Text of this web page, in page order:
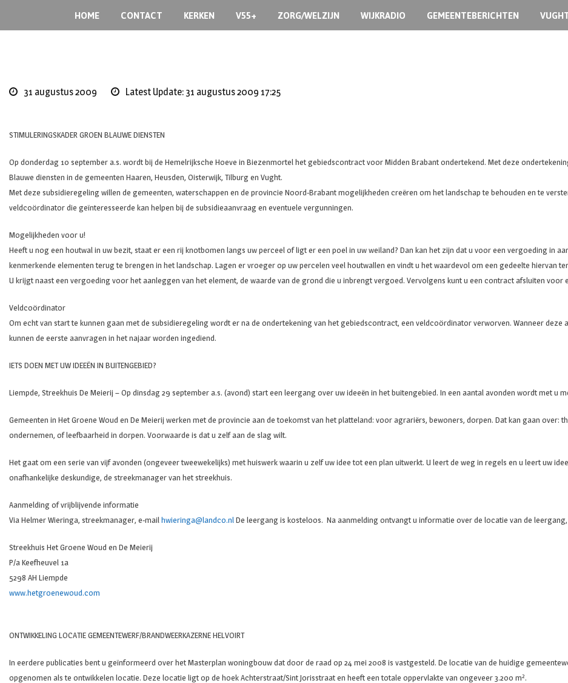
HOME CONTACT KERKEN V55+ ZORG/WELZIJN WIJKRADIO GEMEENTEBERICHTEN
31 augustus 2009 Latest Update: 31 augustus 2009 17:25
STIMULERINGSKADER GROEN BLAUWE DIENSTEN
Op donderdag 10 september a.s. wordt bij de Hemelrijksche Hoeve in Biezenmortel het gebiedscontract voor Midden Brabant ondertekend. Met deze
Blauwe diensten in de gemeenten Haaren, Heusden, Oisterwijk, Tilburg en Vught.
Met deze subsidieregeling willen de gemeenten, waterschappen en de provincie Noord-Brabant mogelijkheden creëren om het landschap te behouden en te
veldcoördinator die geïnteresseerde kan helpen bij de subsidieaanvraag en eventuele vergunningen.
Mogelijkheden voor u!
Heeft u nog een houtwal in uw bezit, staat er een rij knotbomen langs uw perceel of ligt er een poel in uw weiland? Dan kan het zijn dat u voor een vergoeding in
kenmerkende elementen terug te brengen in het landschap. Lagen er vroeger op uw percelen veel houtwallen en vindt u het waardevol om een gedeelte hiervan
U krijgt naast een vergoeding voor het aanleggen van het element, de waarde van de grond die u inbrengt vergoed. Vervolgens kunt u een contract afsluiten voor
Veldcoördinator
Om echt van start te kunnen gaan met de subsidieregeling wordt er na de ondertekening van het gebiedscontract, een veldcoördinator verworven. Wanneer
kunnen de eerste aanvragen in het najaar worden ingediend.
IETS DOEN MET UW IDEEËN IN BUITENGEBIED?
Liempde, Streekhuis De Meierij – Op dinsdag 29 september a.s. (avond) start een leergang over uw ideeën in het buitengebied. In een aantal avonden wordt met u
Gemeenten in Het Groene Woud en De Meierij werken met de provincie aan de toekomst van het platteland: voor agrariërs, bewoners, dorpen. Dat kan gaan over:
ondernemen, of leefbaarheid in dorpen. Voorwaarde is dat u zelf aan de slag wilt.
Het gaat om een serie van vijf avonden (ongeveer tweewekelijks) met huiswerk waarin u zelf uw idee tot een plan uitwerkt. U leert de weg in regels en u leert uw
onafhankelijke deskundige, de streekmanager van het streekhuis.
Aanmelding of vrijblijvende informatie
Via Helmer Wieringa, streekmanager, e-mail hwieringa@landco.nl De leergang is kosteloos. Na aanmelding ontvangt u informatie over de locatie van de
Streekhuis Het Groene Woud en De Meierij
P/a Keefheuvel 1a
5298 AH Liempde
www.hetgroenewoud.com
ONTWIKKELING LOCATIE GEMEENTEWERF/BRANDWEERKAZERNE HELVOIRT
In eerdere publicaties bent u geïnformeerd over het Masterplan woningbouw dat door de raad op 24 mei 2008 is vastgesteld. De locatie van de huidige
opgenomen als te ontwikkelen locatie. Deze locatie ligt op de hoek Achterstraat/Sint Jorisstraat en heeft een totale oppervlakte van ongeveer 3.200 m².